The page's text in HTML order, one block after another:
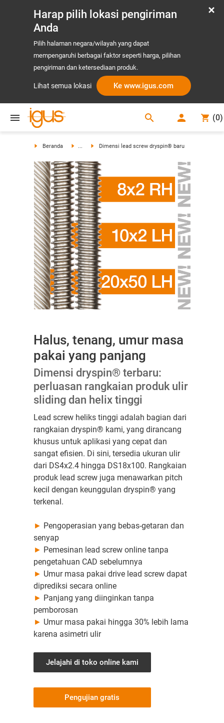
Harap pilih lokasi pengiriman
Anda
Pilih halaman negara/wilayah yang dapat
mempengaruhi berbagai faktor seperti harga, pilihan
pengiriman dan ketersediaan produk.
Lihat semua lokasi Ke www.igus.com
search (0)
Beranda ... Dimensi lead screw dryspin® baru
Halus, tenang, umur masa
pakai yang panjang
Dimensi dryspin® terbaru:
perluasan rangkaian produk ulir
sliding dan helix tinggi
Lead screw heliks tinggi adalah bagian dari
rangkaian dryspin® kami, yang dirancang
khusus untuk aplikasi yang cepat dan
sangat efisien. Di sini, tersedia ukuran ulir
dari DS4x2.4 hingga DS18x100. Rangkaian
produk lead screw juga menawarkan pitch
kecil dengan keunggulan dryspin® yang
terkenal.
► Pengoperasian yang bebas-getaran dan
senyap
► Pemesinan lead screw online tanpa
pengetahuan CAD sebelumnya
► Umur masa pakai drive lead screw dapat
diprediksi secara online
► Panjang yang diinginkan tanpa
pemborosan
► Umur masa pakai hingga 30% lebih lama
karena asimetri ulir
Jelajahi di toko online kami
Pengujian gratis